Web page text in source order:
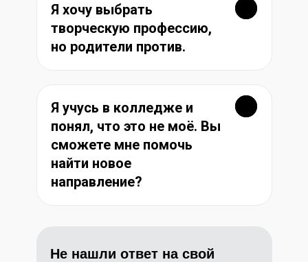
Я хочу выбрать
творческую профессию,
но родители против.
Я учусь в колледже и
понял, что это не моё. Вы
сможете мне помочь
найти новое
направление?
Не нашли ответ на свой